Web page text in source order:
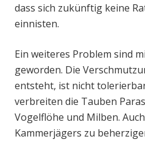
dass sich zukünftig keine
einnisten.
Ein weiteres Problem sind
geworden. Die
entsteht, ist nicht
verbreiten die Tauben
Vogelflöhe und Milben.
Kammerjägers zu